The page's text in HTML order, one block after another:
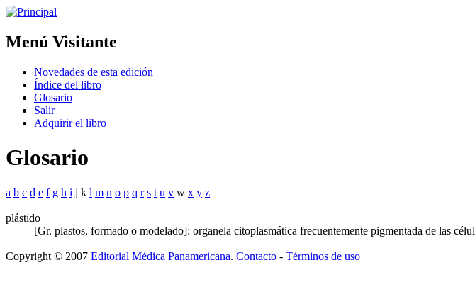
Menú Visitante
Novedades de esta edición
Índice del libro
Glosario
Salir
Adquirir el libro
Glosario
a b c d e f g h i j k l m n o p q r s t u v w x y z
plástido
[Gr. plastos, formado o modelado]: organela citoplasmática frecuentemente pigmentada de las
Copyright © 2007 Editorial Médica Panamericana. Contacto - Términos de uso